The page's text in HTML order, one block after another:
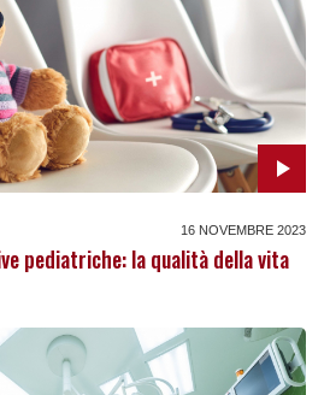
16 NOVEMBRE 2023
pediatriche: la qualità della vita